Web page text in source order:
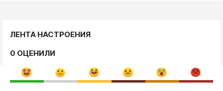
ЛЕНТА НАСТРОЕНИЯ
0 ОЦЕНИЛИ